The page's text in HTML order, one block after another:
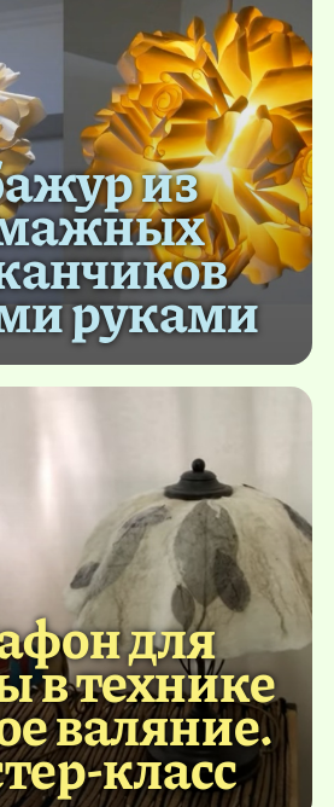
из
руками
для
в технике
валяние.
класс